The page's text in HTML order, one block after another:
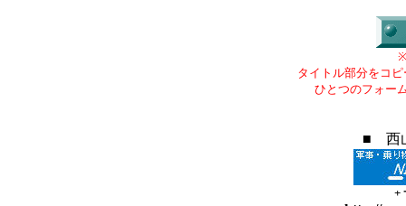
タイトル部分をコ
ひとつのフォー
■ 西
+